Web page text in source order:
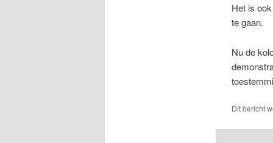
Het is
te gaan.
Nu de
Dit bericht